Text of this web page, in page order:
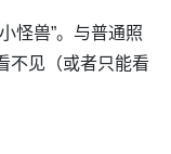
怪兽”。与普通照
不见（或者只能看